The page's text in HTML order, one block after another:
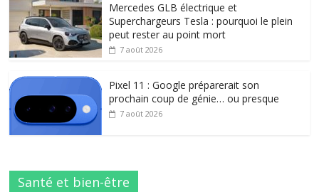
Mercedes GLB électrique et
Superchargeurs Tesla : pourquoi le plein
peut rester au point mort
7 août 2026
Pixel 11 : Google préparerait son
prochain coup de génie… ou presque
7 août 2026
Santé et bien-être